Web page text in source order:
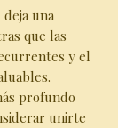
una
que las
y el
profundo
unirte